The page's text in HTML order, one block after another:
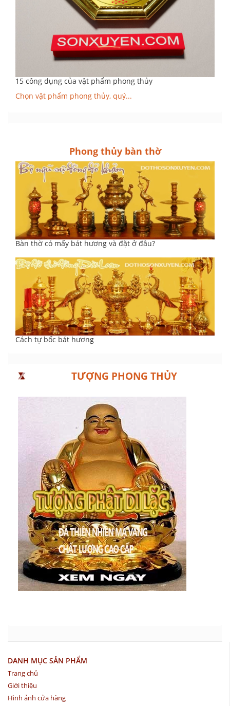
15 công dụng của vật phẩm phong thủy
Chọn vật phẩm phong thủy, quý...
Phong thủy bàn thờ
Bàn thờ có mấy bát hương và đặt ở đâu?
Cách tự bốc bát hương
TƯỢNG PHONG THỦY
DANH MỤC SẢN PHẨM
Trang chủ
Giới thiệu
Hình ảnh cửa hàng